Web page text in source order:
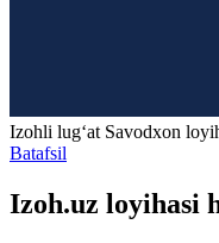
Izohli lugʻat Savodxon
Batafsil
Izoh.uz loyihasi